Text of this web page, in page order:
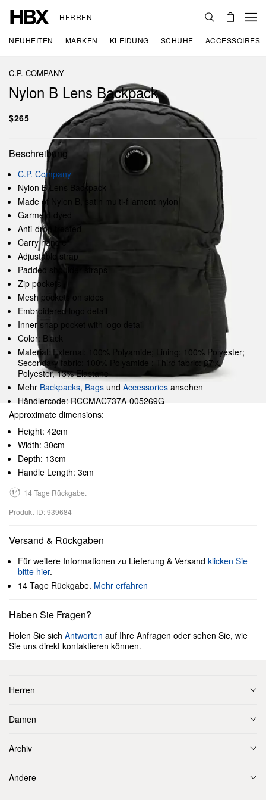
HERREN
NEUHEITEN MARKEN KLEIDUNG SCHUHE ACCESSOIRES
C.P. COMPANY
Nylon B Lens Backpack
$265
Beschreibung
C.P. Company
Nylon B Lens Backpack
Made of Nylon B, satin multi-filament nylon
Garment dyed
Anti-drop treated
Carry handle
Adjustable strap
Padded shoulder straps
Zip pockets
Mesh pockets on sides
Embroidered logo detail
Inner snap pocket with logo detail
Color: Black
Material: External: 100% Polyamide; Lining: 100% Polyester;
Secondary fabric: 100% Polyamide ; Third fabric: 87%
Polyester, 13% Elastane
Mehr Backpacks, Bags und Accessories ansehen
Händlercode: RCCMAC737A-005269G
Approximate dimensions:
Height: 42cm
Width: 30cm
Depth: 13cm
Handle Length: 3cm
14 Tage Rückgabe.
Produkt-ID: 939684
Versand & Rückgaben
Für weitere Informationen zu Lieferung & Versand klicken Sie
bitte hier.
14 Tage Rückgabe. Mehr erfahren
Haben Sie Fragen?
Holen Sie sich Antworten auf Ihre Anfragen oder sehen Sie, wie
Sie uns direkt kontaktieren können.
Herren
Damen
Archiv
Andere